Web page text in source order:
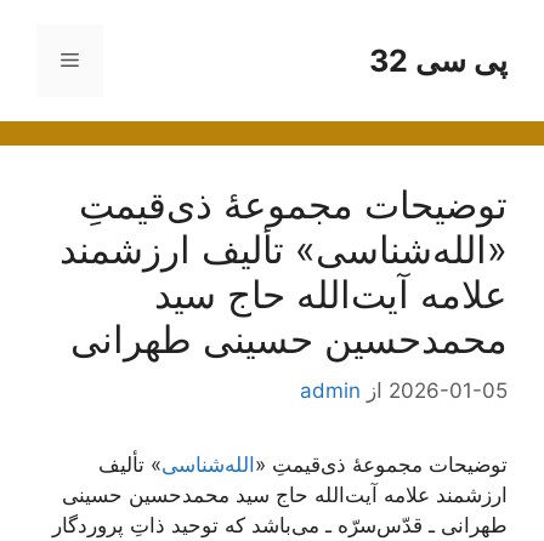
محتواپی سی 32 فهرست
توضیحات مجموعۀ ذی‌قیمتِ
«الله‌شناسی» تألیف ارزشمند
علامه آیت‌الله حاج سید
محمد‌حسین حسینی طهرانی
2026-01-05 از admin
توضیحات مجموعۀ ذی‌قیمتِ «الله‌شناسی» تألیف
ارزشمند علامه آیت‌الله حاج سید محمد‌حسین حسینی
طهرانی ـ قدّس‌سرّه ـ می‌باشد که توحید ذاتِ پروردگار